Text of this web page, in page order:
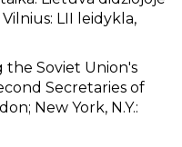
LII leidykla,
the Soviet Union's
Secretaries of
New York, N.Y.: